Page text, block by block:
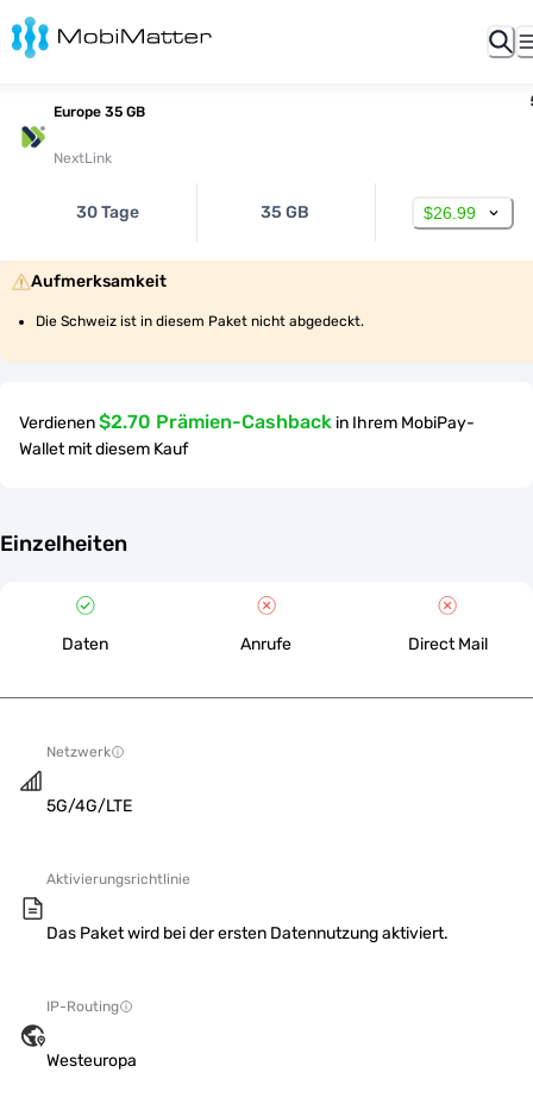
Europe 35 GB
NextLink
30 Tage 35 GB $26.99
Aufmerksamkeit
Die Schweiz ist in diesem Paket nicht abgedeckt.
Verdienen$2.70 Prämien-Cashback in Ihrem MobiPay-
Wallet mit diesem Kauf
Einzelheiten
Daten Anrufe Direct Mail
Netzwerk
5G/4G/LTE
Aktivierungsrichtlinie
Das Paket wird bei der ersten Datennutzung aktiviert.
IP-Routing
Westeuropa